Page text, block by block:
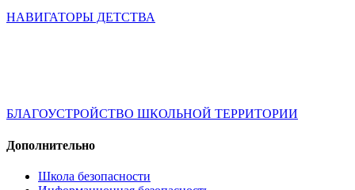
НАВИГАТОРЫ ДЕТСТВА
БЛАГОУСТРОЙСТВО ШКОЛЬНОЙ ТЕРРИТОРИИ
Дополнительно
Школа безопасности